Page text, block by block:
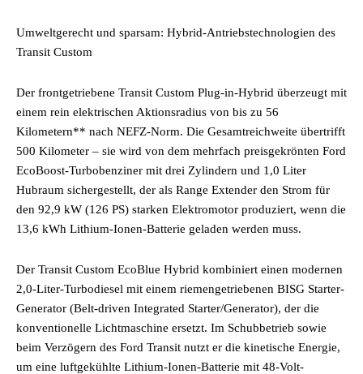
Umweltgerecht und sparsam: Hybrid-Antriebstechnologien des
Transit Custom
Der frontgetriebene Transit Custom Plug-in-Hybrid überzeugt mit
einem rein elektrischen Aktionsradius von bis zu 56
Kilometern** nach NEFZ-Norm. Die Gesamtreichweite übertrifft
500 Kilometer – sie wird von dem mehrfach preisgekrönten Ford
EcoBoost-Turbobenziner mit drei Zylindern und 1,0 Liter
Hubraum sichergestellt, der als Range Extender den Strom für
den 92,9 kW (126 PS) starken Elektromotor produziert, wenn die
13,6 kWh Lithium-Ionen-Batterie geladen werden muss.
Der Transit Custom EcoBlue Hybrid kombiniert einen modernen
2,0-Liter-Turbodiesel mit einem riemengetriebenen BISG Starter-
Generator (Belt-driven Integrated Starter/Generator), der die
konventionelle Lichtmaschine ersetzt. Im Schubbetrieb sowie
beim Verzögern des Ford Transit nutzt er die kinetische Energie,
um eine luftgekühlte Lithium-Ionen-Batterie mit 48-Volt-